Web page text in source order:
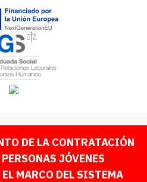
DE LA CONTRATACIÓN
JÓVENES
MARCO DEL SISTEMA